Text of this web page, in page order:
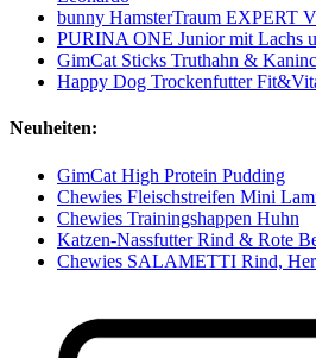
bunny HamsterTraum EXPERT
PURINA ONE Junior mit Lachs
GimCat Sticks Truthahn &
Happy Dog Trockenfutter
Neuheiten:
GimCat High Protein Pudding
Chewies Fleischstreifen Mini
Chewies Trainingshappen Huhn
Katzen-Nassfutter Rind & Rote
Chewies SALAMETTI Rind,